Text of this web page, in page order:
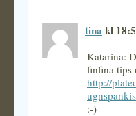
tina kl
Katarina:
finfina tips
http://
:-)